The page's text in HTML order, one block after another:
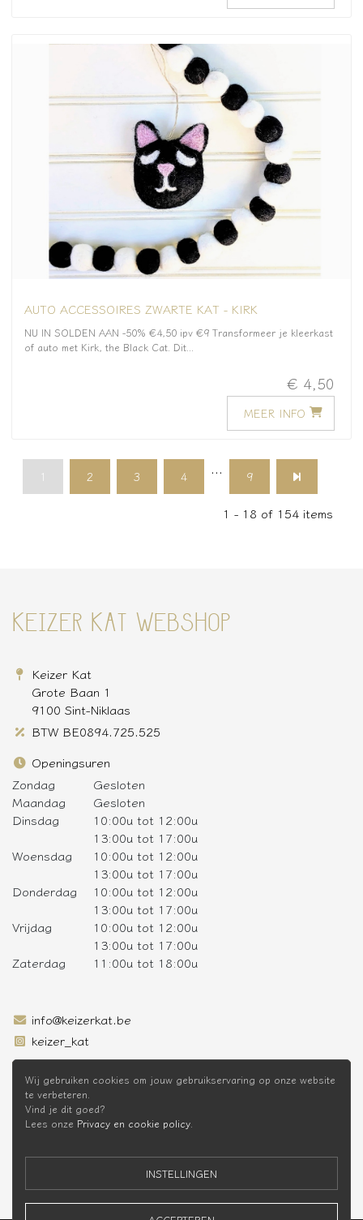
AUTO ACCESSOIRES ZWARTE KAT - KIRK
NU IN SOLDEN AAN -50% €4,50 ipv €9 Transformeer je kleerkast
of auto met Kirk, the Black Cat. Dit...
€ 4,50
MEER INFO
1 2 3 4 ... 9
1 - 18 of 154 items
KEIZER KAT WEBSHOP
Keizer Kat
Grote Baan 1
9100 Sint-Niklaas
BTW BE0894.725.525
Openingsuren
Zondag
Gesloten
Maandag
Gesloten
Dinsdag
10:00u tot 12:00u
13:00u tot 17:00u
Woensdag
10:00u tot 12:00u
13:00u tot 17:00u
Donderdag
10:00u tot 12:00u
13:00u tot 17:00u
Vrijdag
10:00u tot 12:00u
13:00u tot 17:00u
Zaterdag
11:00u tot 18:00u
info@keizerkat.be
keizer_kat
SCHRIJF JE IN OP DE NIEUWSBRIEF
* Niet cumuleerbaar met andere kortingen
Wij gebruiken cookies om jouw gebruikservaring op onze website
te verbeteren.
Vind je dit goed?
Lees onze Privacy en cookie policy.
INSTELLINGEN